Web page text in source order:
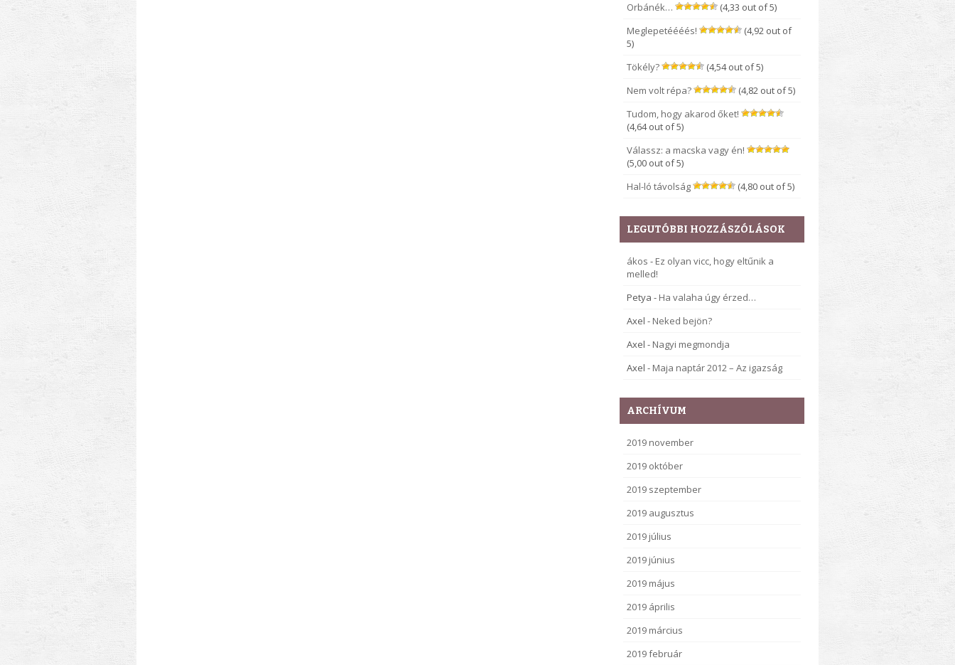
Orbánék…
(4,33 out of 5)
Meglepetéééés!
(4,92 out of
5)
Tökély?
(4,54 out of 5)
Nem volt répa?
(4,82 out of 5)
Tudom, hogy akarod őket!
(4,64 out of 5)
Válassz: a macska vagy én!
(5,00 out of 5)
Hal-ló távolság
(4,80 out of 5)
LEGUTÓBBI HOZZÁSZÓLÁSOK
ákos - Ez olyan vicc, hogy eltűnik a
melled!
Petya - Ha valaha úgy érzed…
Axel - Neked bejön?
Axel - Nagyi megmondja
Axel - Maja naptár 2012 – Az igazság
ARCHÍVUM
2019 november
2019 október
2019 szeptember
2019 augusztus
2019 július
2019 június
2019 május
2019 április
2019 március
2019 február